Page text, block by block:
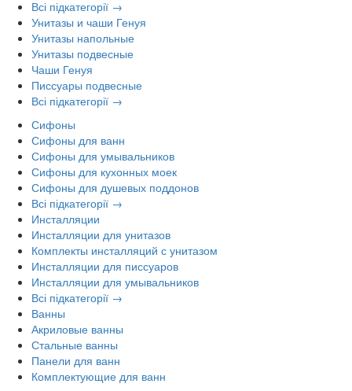
Всі підкатегорії →
Унитазы и чаши Генуя
Унитазы напольные
Унитазы подвесные
Чаши Генуя
Писсуары подвесные
Всі підкатегорії →
Сифоны
Сифоны для ванн
Сифоны для умывальников
Сифоны для кухонных моек
Сифоны для душевых поддонов
Всі підкатегорії →
Инсталляции
Инсталляции для унитазов
Комплекты инсталляций с унитазом
Инсталляции для писсуаров
Инсталляции для умывальников
Всі підкатегорії →
Ванны
Акриловые ванны
Стальные ванны
Панели для ванн
Комплектующие для ванн